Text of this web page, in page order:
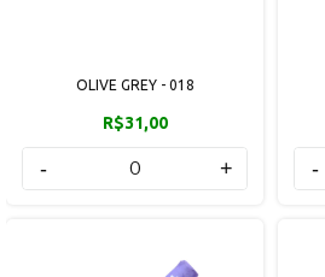
OLIVE GREY - 018
R$31,00
- + -